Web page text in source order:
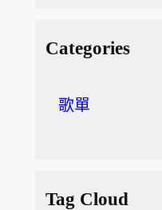
Categories
歌單
Tag Cloud